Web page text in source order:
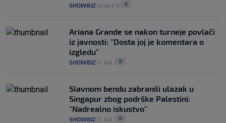
SHOWBIZ prije 2 h 0
Ariana Grande se nakon turneje povlači
iz javnosti: "Dosta joj je komentara o
izgledu"
SHOWBIZ 4. kol. 0
Slavnom bendu zabranili ulazak u
Singapur zbog podrške Palestini:
"Nadrealno iskustvo"
SHOWBIZ 3. kol. 0